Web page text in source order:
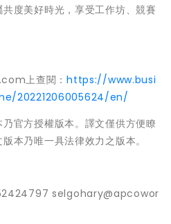
度美好時光，享受工作坊、競賽
上查閱：https://www.busi
20221206005624/en/
官方授權版本。譯文僅供方便瞭
本乃唯一具法律效力之版本。
selgohary@apcowor